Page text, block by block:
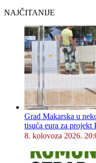
NAJČITANIJE
Grad Makarska u
tisuća eura za projekt
8. kolovoza 2026.